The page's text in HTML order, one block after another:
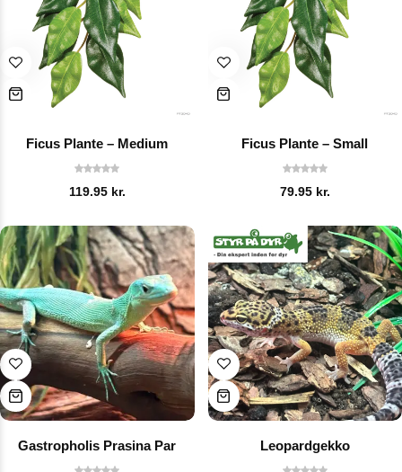
Ficus Plante – Medium
119.95 kr.
Ficus Plante – Small
79.95 kr.
Gastropholis Prasina Par Leopardgekko